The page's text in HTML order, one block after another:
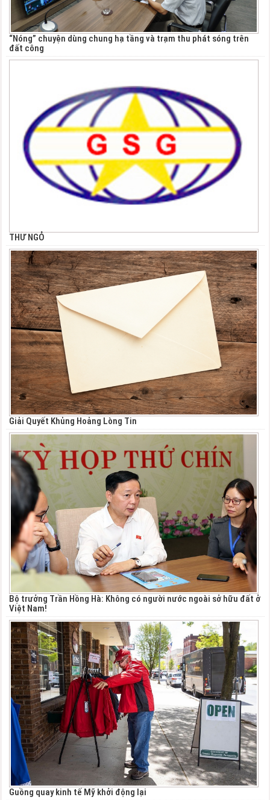
“Nóng” chuyện dùng chung hạ tầng và trạm thu phát sóng trên
đất công
THƯ NGỎ
Giải Quyết Khủng Hoảng Lòng Tin
Bộ trưởng Trần Hồng Hà: Không có người nước ngoài sở hữu đất ở
Việt Nam!
Guồng quay kinh tế Mỹ khởi động lại